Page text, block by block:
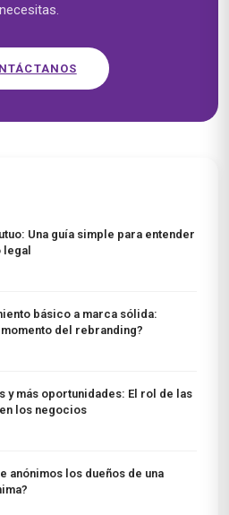
necesitas.
Una guía simple para entender
básico a marca sólida:
momento del rebranding?
y más oportunidades: El rol de las
los negocios
anónimos los dueños de una